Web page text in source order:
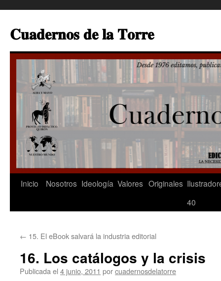
contenido
𝐂𝐮𝐚𝐝𝐞𝐫𝐧𝐨𝐬 𝐝𝐞 𝐥𝐚 𝐓𝐨𝐫𝐫𝐞
Inicio Nosotros Ideología Valores Originales
40
← 15. El eBook salvará la industria editorial
16. Los catálogos y la crisis
Publicada el 4 junio, 2011 porcuadernosdelatorre